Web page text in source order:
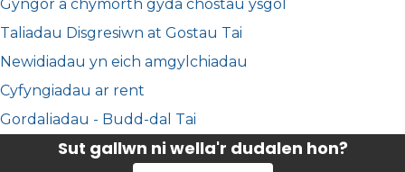
Gyngor a chymorth gyda chostau ysgol
Taliadau Disgresiwn at Gostau Tai
Newidiadau yn eich amgylchiadau
Cyfyngiadau ar rent
Gordaliadau - Budd-dal Tai
Sut gallwn ni wella'r dudalen hon?